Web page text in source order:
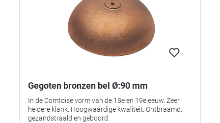
Gegoten bronzen bel Ø:90 mm
In de Comtoise vorm van de 18e en 19e eeuw. Zeer
heldere klank. Hoogwaardige kwaliteit. Ontbraamd,
gezandstraald en geboord.